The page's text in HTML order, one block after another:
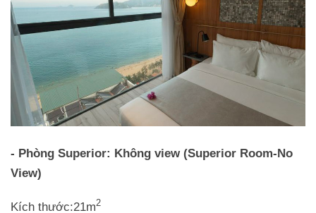
- Phòng Superior: Không view (Superior Room-No
View)
Kích thước:21m2